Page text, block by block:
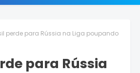
perde para Rússia na Liga poupando
para Rússia